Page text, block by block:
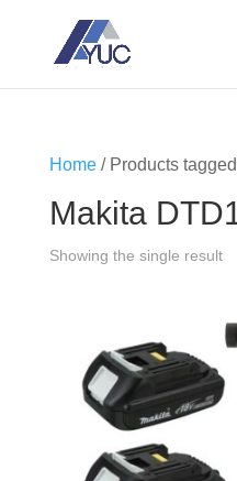
Home/ Products
Makita
Showing the single result